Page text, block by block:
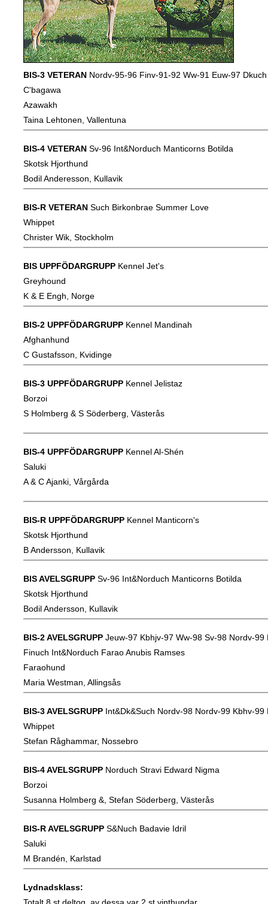
BIS-3 VETERAN Nordv-95-96 Finv-91-92 Ww-91 Euw-97
C'bagawa
Azawakh
Taina Lehtonen, Vallentuna
BIS-4 VETERAN Sv-96 Int&Norduch Manticorns Botilda
Skotsk Hjorthund
Bodil Anderesson, Kullavik
BIS-R VETERAN Such Birkonbrae Summer Love
Whippet
Christer Wik, Stockholm
BIS UPPFÖDARGRUPP Kennel Jet's
Greyhound
K & E Engh, Norge
BIS-2 UPPFÖDARGRUPP Kennel Mandinah
Afghanhund
C Gustafsson, Kvidinge
BIS-3 UPPFÖDARGRUPP Kennel Jelistaz
Borzoi
S Holmberg & S Söderberg, Västerås
BIS-4 UPPFÖDARGRUPP Kennel Al-Shén
Saluki
A & C Ajanki, Vårgårda
BIS-R UPPFÖDARGRUPP Kennel Manticorn's
Skotsk Hjorthund
B Andersson, Kullavik
BIS AVELSGRUPP Sv-96 Int&Norduch Manticorns Botilda
Skotsk Hjorthund
Bodil Andersson, Kullavik
BIS-2 AVELSGRUPP Jeuw-97 Kbhjv-97 Ww-98 Sv-98 Nordv-
Finuch Int&Norduch Farao Anubis Ramses
Faraohund
Maria Westman, Allingsås
BIS-3 AVELSGRUPP Int&Dk&Such Nordv-98 Nordv-99 Kbhv-
Whippet
Stefan Råghammar, Nossebro
BIS-4 AVELSGRUPP Norduch Stravi Edward Nigma
Borzoi
Susanna Holmberg &, Stefan Söderberg, Västerås
BIS-R AVELSGRUPP S&Nuch Badavie Idril
Saluki
M Brandén, Karlstad
Lydnadsklass: